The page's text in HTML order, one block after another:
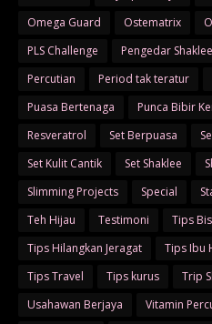
Omega Guard
Ostematrix
PLS Challenge
Pengedar
Percutian
Period tak teratur
Puasa Bertenaga
Punca Bibir
Resveratrol
Set Berpuasa
Set Kulit Cantik
Set Shaklee
Slimming Projects
Special
Teh Hijau
Testimoni Tips
Tips Hilangkan Jeragat
Tips Ibu
Tips Travel
Tips kurus Trip
Usahawan Berjaya
Vitamin